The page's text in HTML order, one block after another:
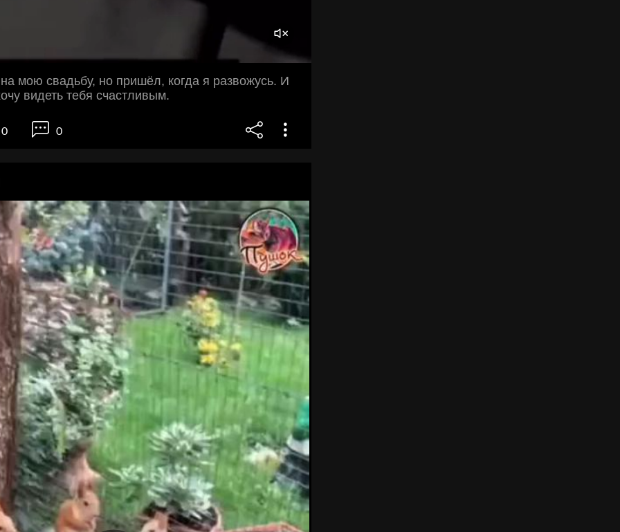
мою свадьбу, но пришёл, когда я развожусь. И
видеть тебя счастливым.
0 0